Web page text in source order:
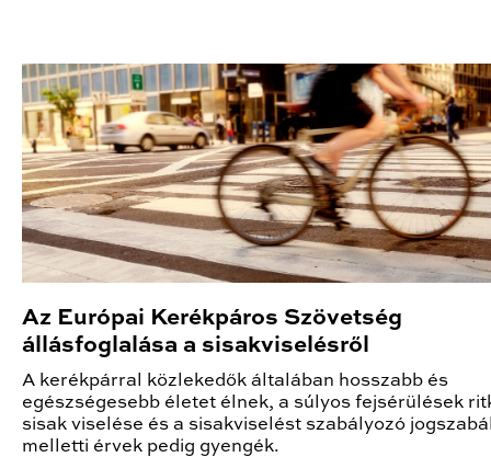
Az Európai Kerékpáros Szövetség
állásfoglalása a sisakviselésről
A kerékpárral közlekedők általában hosszabb és
egészségesebb életet élnek, a súlyos fejsérülések
sisak viselése és a sisakviselést szabályozó
melletti érvek pedig gyengék.